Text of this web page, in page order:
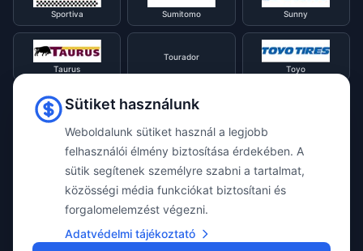
Sportiva Sumitomo Sunny
Taurus
Tourador
Toyo
Tracmax
Uniroyal
Viking Voyager
Vredestein
Sütiket használunk
Weboldalunk sütiket használ a legjobb
felhasználói élmény biztosítása érdekében. A
sütik segítenek személyre szabni a tartalmat,
közösségi média funkciókat biztosítani és
forgalomelemzést végezni.
Adatvédelmi tájékoztató